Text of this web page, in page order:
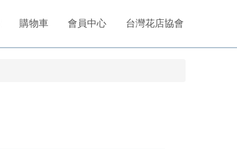
購物車 會員中心 台灣花店協會